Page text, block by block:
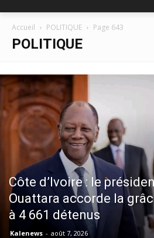
Accueil POLITIQUE Page 643
POLITIQUE
Côte d’Ivoire : le
Ouattara accorde la
à 4 661 détenus
Kalenews - août 7, 2026